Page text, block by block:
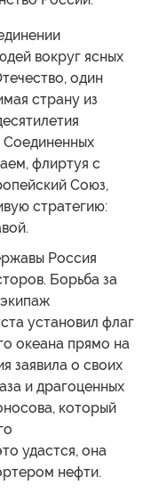
вокруг ясных
один
страну из
Соединенных
флиртуя с
Союз,
стратегию:
Россия
Борьба за
установил флаг
океана прямо на
заявила о своих
и драгоценных
который
удастся, она
нефти.